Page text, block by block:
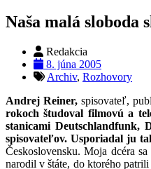
Naša malá sloboda
Redakcia
8. júna 2005
Archiv, Rozhovory
Andrej Reiner,spisovateľ,
rokoch študoval filmovú a
stanicami
spisovateľov. Usporiadal ju
Československu. Moja dcéra
narodil v štáte, do ktorého